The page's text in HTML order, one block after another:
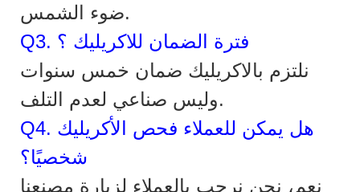
ضوء الشمس.
Q3. فترة الضمان للاكريليك ؟
نلتزم بالاكريليك ضمان خمس سنوات
وليس صناعي لعدم التلف.
Q4. هل يمكن للعملاء فحص الأكريليك
شخصيًا؟
نعم، نحن نرحب بالعملاء لزيارة مصنعنا